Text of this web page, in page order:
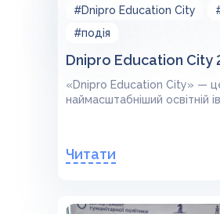
#Dnipro Education City
#подія
Dnipro Education City
«Dnipro Education City» —
наймасштабніший освітній
Читати